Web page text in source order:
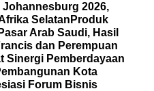
2026,
Selatan Produk
Arab Saudi, Hasil
dan Perempuan
Sinergi Pemberdayaan
Kota
Forum Bisnis